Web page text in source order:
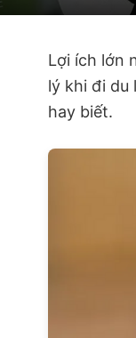
Lợi ích lớn
lý khi đi du
hay biết.